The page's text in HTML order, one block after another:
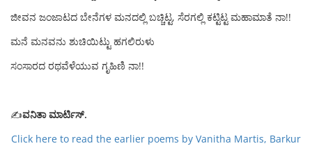
ಜೀವನ ಜಂಜಾಟದ ಬೇನೆಗಳ ಮನದಲ್ಲಿ ಬಚ್ಚಿಟ್ಟ, ಸೆರಗಲ್ಲಿ ಕಟ್ಟಿಟ್ಟ ಮಹಾಮಾತೆ ನಾ!!
ಮನೆ ಮನವನು ಶುಚಿಯಿಟ್ಟು ಹಗಲಿರುಳು
ಸಂಸಾರದ ರಥವೆಳೆಯುವ ಗೃಹಿಣಿ ನಾ!!
✍️ವನಿತಾ ಮಾರ್ಟಿಸ್.
Click here to read the earlier poems by Vanitha Martis, Barkur